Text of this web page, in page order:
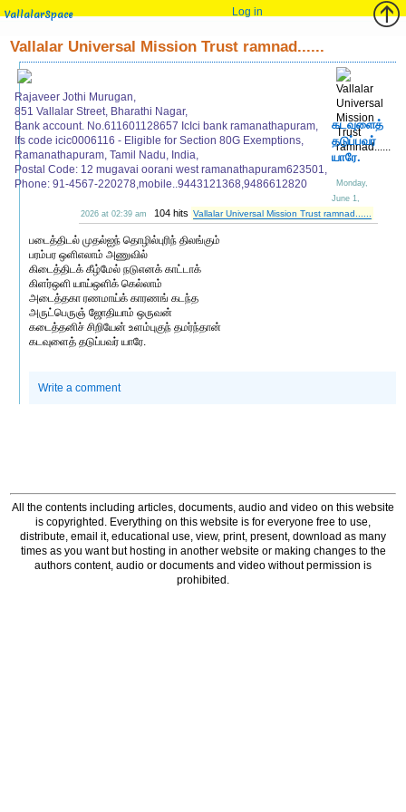
VallalarSpace Log in
Vallalar Universal Mission Trust ramnad......
Rajaveer Jothi Murugan,
851 Vallalar Street, Bharathi Nagar,
Bank account. No.611601128657 IcIci bank ramanathapuram,
Ifs code icic0006116 - Eligible for Section 80G Exemptions,
Ramanathapuram, Tamil Nadu, India,
Postal Code: 12 mugavai oorani west ramanathapuram623501,
Phone: 91-4567-220278,mobile..9443121368,9486612820
கடவுளைத்
தடுப்பவர்
யாரே.
Monday,
June 1,
2026 at 02:39 am
104 hits Vallalar Universal Mission Trust ramnad......
படைத்திடல் முதல்ஐந் தொழில்புரிந் திலங்கும்
பரம்பர ஒளிஎலாம் அணுவில்
கிடைத்திடக் கீழ்மேல் நடுஎனக் காட்டாக்
கிளர்ஒளி யாய்ஒளிக் கெல்லாம்
அடைத்தகா ரணமாய்க் காரணங் கடந்த
அருட்பெருஞ் ஜோதியாம் ஒருவன்
கடைத்தனிச் சிறியேன் உளம்புகுந் தமர்ந்தான்
கடவுளைத் தடுப்பவர் யாரே.
Write a comment
All the contents including articles, documents, audio and video on this website
is copyrighted. Everything on this website is for everyone free to use,
distribute, email it, educational use, view, print, present, download as many
times as you want but hosting in another website or making changes to the
authors content, audio or documents and video without permission is
prohibited.